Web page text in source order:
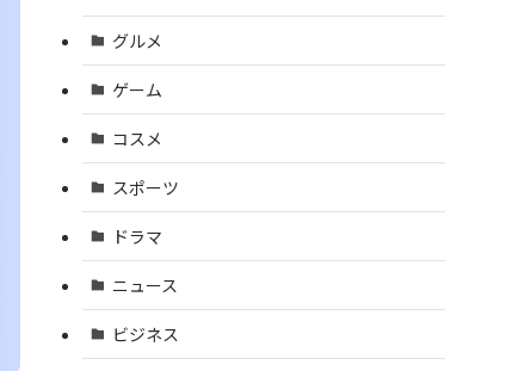
グルメ
ゲーム
コスメ
スポーツ
ドラマ
ニュース
ビジネス